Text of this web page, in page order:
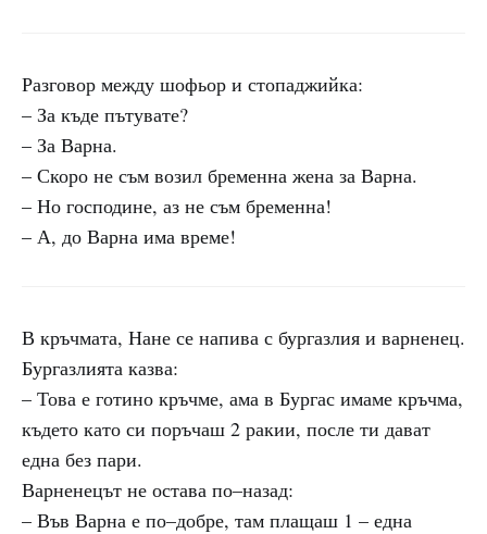
Разговор между шофьор и стопаджийка:
– За къде пътувате?
– За Варна.
– Скоро не съм возил бременна жена за Варна.
– Но господине, аз не съм бременна!
– А, до Варна има време!
В кръчмата, Нане се напива с бургазлия и варненец.
Бургазлията казва:
– Това е готино кръчме, ама в Бургас имаме кръчма,
където като си поръчаш 2 ракии, после ти дават
една без пари.
Варненецът не остава по–назад:
– Във Варна е по–добре, там плащаш 1 – една